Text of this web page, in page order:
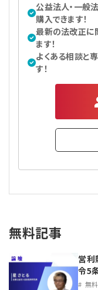
【連載】労務管理の
【連載】AI活用のす
【連載】IT実務一
公益法人・一般
購入できます！
最新の法改正に
ます！
よくある相談と
す！
無料記事
営利
令5
無